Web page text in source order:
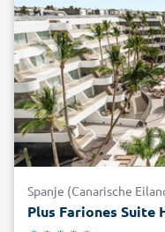
Spanje (Canarische
Plus Fariones Suite